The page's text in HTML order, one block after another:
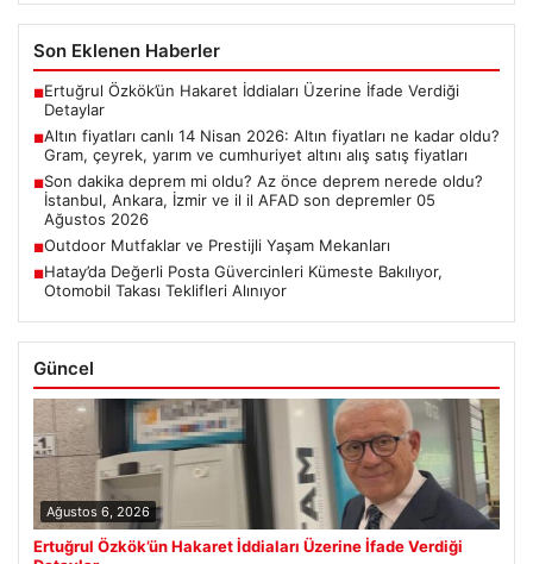
Son Eklenen Haberler
■Ertuğrul Özkök’ün Hakaret İddiaları Üzerine İfade Verdiği
Detaylar
■Altın fiyatları canlı 14 Nisan 2026: Altın fiyatları ne kadar oldu?
Gram, çeyrek, yarım ve cumhuriyet altını alış satış fiyatları
■Son dakika deprem mi oldu? Az önce deprem nerede oldu?
İstanbul, Ankara, İzmir ve il il AFAD son depremler 05
Ağustos 2026
■Outdoor Mutfaklar ve Prestijli Yaşam Mekanları
■Hatay’da Değerli Posta Güvercinleri Kümeste Bakılıyor,
Otomobil Takası Teklifleri Alınıyor
Güncel
Ağustos 6, 2026
Ertuğrul Özkök’ün Hakaret İddiaları Üzerine İfade Verdiği